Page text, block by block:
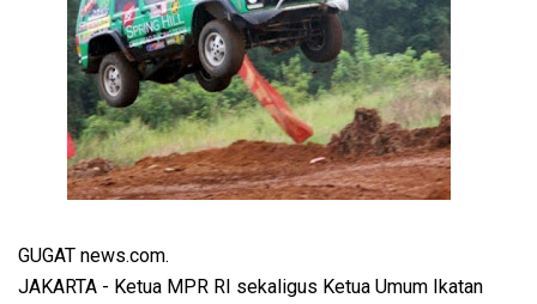
GUGAT news.com.
JAKARTA - Ketua MPR RI sekaligus Ketua Umum Ikatan